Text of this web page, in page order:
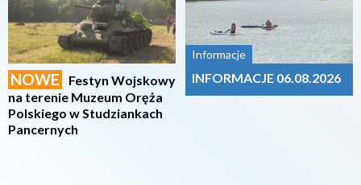
NOWE
Festyn Wojskowy
na terenie Muzeum Oręża
Polskiego w Studziankach
Pancernych
Informacje
INFORMACJE 06.08.2026